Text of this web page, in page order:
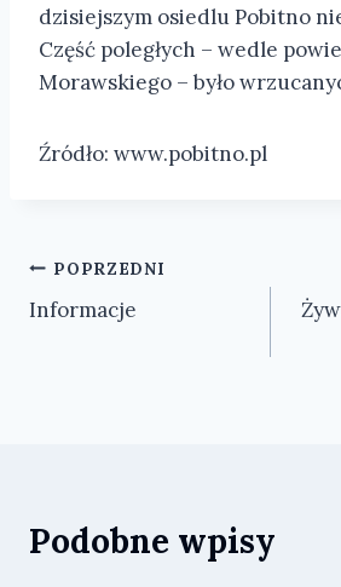
dzisiejszym osiedlu Pobitno
Część poległych – wedle
Morawskiego – było
Źródło: www.pobitno.pl
Nawigacja
wpisu
POPRZEDNI
Informacje
Podobne wpisy